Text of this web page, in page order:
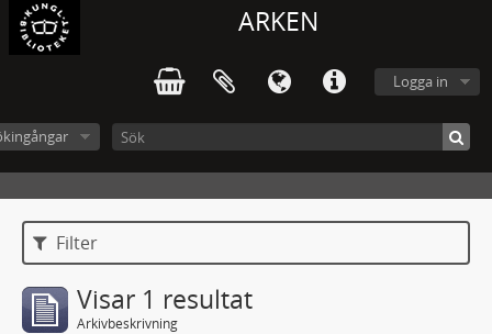
ARKEN
Logga in
Filter
Visar 1 resultat
Arkivbeskrivning